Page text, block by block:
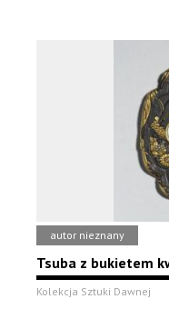
autor nieznany
Tsuba z bukietem
Kolekcja Sztuki Dawnej